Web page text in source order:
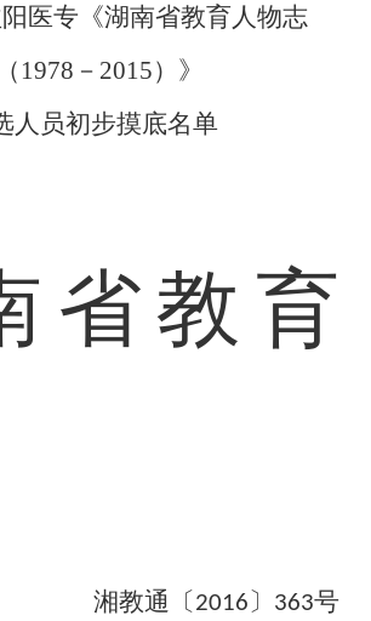
医专《湖南省教育人物志
（ 1978 － 2015）》
人员初步摸底名单
省教育
湘教通〔2016〕 363号